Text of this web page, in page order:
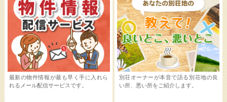
最新の物件情報が最も早く手に入れら
れるメール配信サービスです。
別荘オーナーが本音で語る別荘地の良
い所、悪い所をご紹介します。